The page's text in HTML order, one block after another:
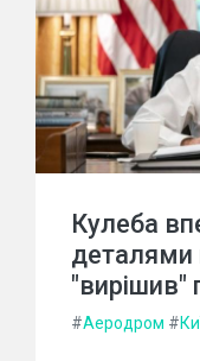
Кулеба
деталями
"вирішив"
#Аеродром #